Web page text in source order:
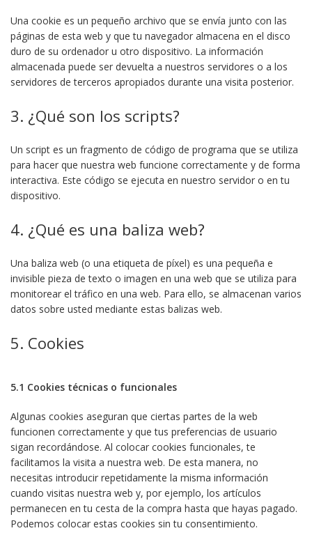
Una cookie es un pequeño archivo que se envía junto con las
páginas de esta web y que tu navegador almacena en el disco
duro de su ordenador u otro dispositivo. La información
almacenada puede ser devuelta a nuestros servidores o a los
servidores de terceros apropiados durante una visita posterior.
3. ¿Qué son los scripts?
Un script es un fragmento de código de programa que se utiliza
para hacer que nuestra web funcione correctamente y de forma
interactiva. Este código se ejecuta en nuestro servidor o en tu
dispositivo.
4. ¿Qué es una baliza web?
Una baliza web (o una etiqueta de píxel) es una pequeña e
invisible pieza de texto o imagen en una web que se utiliza para
monitorear el tráfico en una web. Para ello, se almacenan varios
datos sobre usted mediante estas balizas web.
5. Cookies
5.1 Cookies técnicas o funcionales
Algunas cookies aseguran que ciertas partes de la web
funcionen correctamente y que tus preferencias de usuario
sigan recordándose. Al colocar cookies funcionales, te
facilitamos la visita a nuestra web. De esta manera, no
necesitas introducir repetidamente la misma información
cuando visitas nuestra web y, por ejemplo, los artículos
permanecen en tu cesta de la compra hasta que hayas pagado.
Podemos colocar estas cookies sin tu consentimiento.